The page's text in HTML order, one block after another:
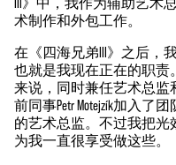
术制作和外包工作。
在《四海兄弟III》之后，
也就是我现在正在的职责
来说，同时兼任艺术总监
前同事Petr Motejzík加入了
的艺术总监。不过我把
为我一直很享受做这些。